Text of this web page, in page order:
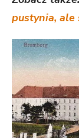
pustynia, ale